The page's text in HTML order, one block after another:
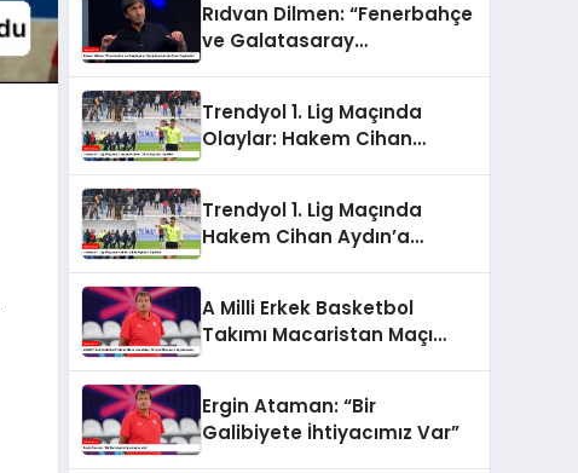
Rıdvan Dilmen: “Fenerbahçe
ve Galatasaray
Trendyol 1. Lig Maçında
Olaylar: Hakem Cihan
Trendyol 1. Lig Maçında
Hakem Cihan Aydın’a
A Milli Erkek Basketbol
Takımı Macaristan Maçı
Ergin Ataman: “Bir
Galibiyete İhtiyacımız Var”